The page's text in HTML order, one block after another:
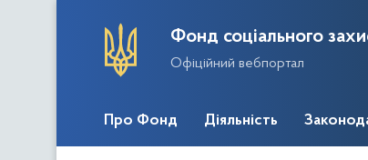
Фонд соціального
Офіційний вебпортал
Про Фонд Діяльність